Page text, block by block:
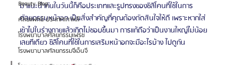
Beauty Blog
ศัลยแพทย์ ประเทศเกาหลี
โรงพยาบาลศัลยกรรมเฟรช
โรงพยาบาลศัลยกรรมจีเอ็นจี
มาแนะนำกันในวันนี้ก็คือประเภทและรูปทรงของซิลิโคนที่ใช้ในการ
ศัลยกรรมหน้าอก เป็นสิ่งสำคัญที่คุณต้องตัดสินใจให้ดี เพราะหากใส่
เข้าไปในร่างกายแล้วเกิดไม่ชอบขึ้นมา การแก้ถือว่าเป็นงานใหญ่ไม่น้อย
เลยทีเดียว ซิลิโคนที่ใช้ในการเสริมหน้าอกจะมีอะไรบ้าง ไปดูกัน